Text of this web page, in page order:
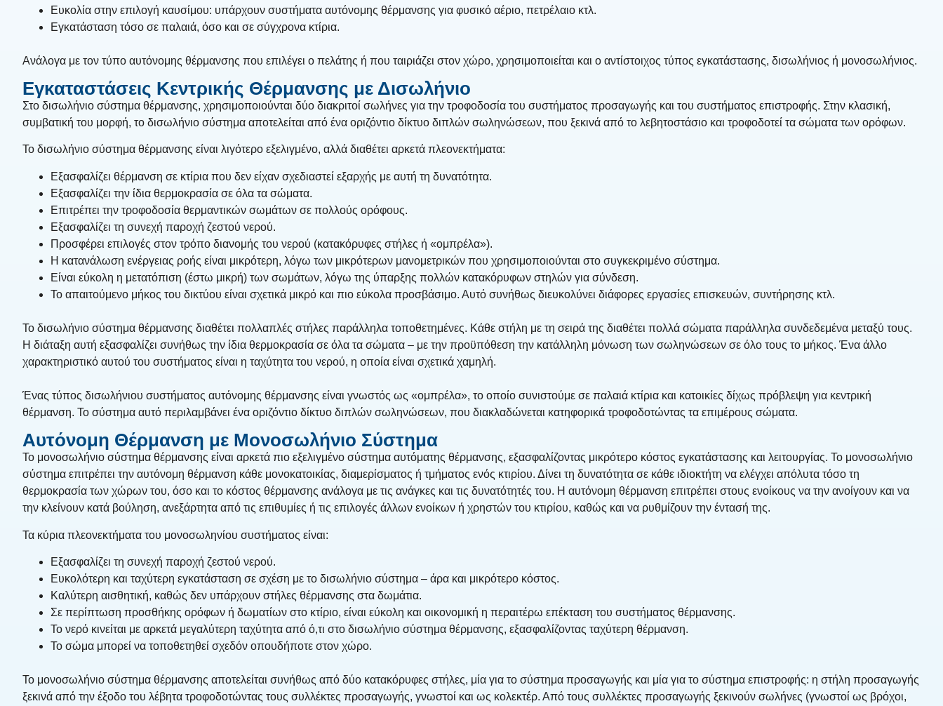
Ευκολία στην επιλογή καυσίμου: υπάρχουν συστήματα αυτόνομης θέρμανσης για φυσικό αέριο, πετρέλαιο κτλ.
Εγκατάσταση τόσο σε παλαιά, όσο και σε σύγχρονα κτίρια.
Ανάλογα με τον τύπο αυτόνομης θέρμανσης που επιλέγει ο πελάτης ή που ταιριάζει στον χώρο, χρησιμοποιείται και ο αντίστοιχος τύπος εγκατάστασης, δισωλήνιος ή μονοσωλήνιος.
Εγκαταστάσεις Κεντρικής Θέρμανσης με Δισωλήνιο
Στο δισωλήνιο σύστημα θέρμανσης, χρησιμοποιούνται δύο διακριτοί σωλήνες για την τροφοδοσία του συστήματος προσαγωγής και του συστήματος επιστροφής. Στην κλασική,
συμβατική του μορφή, το δισωλήνιο σύστημα αποτελείται από ένα οριζόντιο δίκτυο διπλών σωληνώσεων, που ξεκινά από το λεβητοστάσιο και τροφοδοτεί τα σώματα των ορόφων.
Το δισωλήνιο σύστημα θέρμανσης είναι λιγότερο εξελιγμένο, αλλά διαθέτει αρκετά πλεονεκτήματα:
Εξασφαλίζει θέρμανση σε κτίρια που δεν είχαν σχεδιαστεί εξαρχής με αυτή τη δυνατότητα.
Εξασφαλίζει την ίδια θερμοκρασία σε όλα τα σώματα.
Επιτρέπει την τροφοδοσία θερμαντικών σωμάτων σε πολλούς ορόφους.
Εξασφαλίζει τη συνεχή παροχή ζεστού νερού.
Προσφέρει επιλογές στον τρόπο διανομής του νερού (κατακόρυφες στήλες ή «ομπρέλα»).
Η κατανάλωση ενέργειας ροής είναι μικρότερη, λόγω των μικρότερων μανομετρικών που χρησιμοποιούνται στο συγκεκριμένο σύστημα.
Είναι εύκολη η μετατόπιση (έστω μικρή) των σωμάτων, λόγω της ύπαρξης πολλών κατακόρυφων στηλών για σύνδεση.
Το απαιτούμενο μήκος του δικτύου είναι σχετικά μικρό και πιο εύκολα προσβάσιμο. Αυτό συνήθως διευκολύνει διάφορες εργασίες επισκευών, συντήρησης κτλ.
Το δισωλήνιο σύστημα θέρμανσης διαθέτει πολλαπλές στήλες παράλληλα τοποθετημένες. Κάθε στήλη με τη σειρά της διαθέτει πολλά σώματα παράλληλα συνδεδεμένα μεταξύ τους.
Η διάταξη αυτή εξασφαλίζει συνήθως την ίδια θερμοκρασία σε όλα τα σώματα – με την προϋπόθεση την κατάλληλη μόνωση των σωληνώσεων σε όλο τους το μήκος. Ένα άλλο
χαρακτηριστικό αυτού του συστήματος είναι η ταχύτητα του νερού, η οποία είναι σχετικά χαμηλή.
Ένας τύπος δισωλήνιου συστήματος αυτόνομης θέρμανσης είναι γνωστός ως «ομπρέλα», το οποίο συνιστούμε σε παλαιά κτίρια και κατοικίες δίχως πρόβλεψη για κεντρική
θέρμανση. Το σύστημα αυτό περιλαμβάνει ένα οριζόντιο δίκτυο διπλών σωληνώσεων, που διακλαδώνεται κατηφορικά τροφοδοτώντας τα επιμέρους σώματα.
Αυτόνομη Θέρμανση με Μονοσωλήνιο Σύστημα
Το μονοσωλήνιο σύστημα θέρμανσης είναι αρκετά πιο εξελιγμένο σύστημα αυτόματης θέρμανσης, εξασφαλίζοντας μικρότερο κόστος εγκατάστασης και λειτουργίας. Το μονοσωλήνιο
σύστημα επιτρέπει την αυτόνομη θέρμανση κάθε μονοκατοικίας, διαμερίσματος ή τμήματος ενός κτιρίου. Δίνει τη δυνατότητα σε κάθε ιδιοκτήτη να ελέγχει απόλυτα τόσο τη
θερμοκρασία των χώρων του, όσο και το κόστος θέρμανσης ανάλογα με τις ανάγκες και τις δυνατότητές του. Η αυτόνομη θέρμανση επιτρέπει στους ενοίκους να την ανοίγουν και να
την κλείνουν κατά βούληση, ανεξάρτητα από τις επιθυμίες ή τις επιλογές άλλων ενοίκων ή χρηστών του κτιρίου, καθώς και να ρυθμίζουν την έντασή της.
Τα κύρια πλεονεκτήματα του μονοσωληνίου συστήματος είναι:
Εξασφαλίζει τη συνεχή παροχή ζεστού νερού.
Ευκολότερη και ταχύτερη εγκατάσταση σε σχέση με το δισωλήνιο σύστημα – άρα και μικρότερο κόστος.
Καλύτερη αισθητική, καθώς δεν υπάρχουν στήλες θέρμανσης στα δωμάτια.
Σε περίπτωση προσθήκης ορόφων ή δωματίων στο κτίριο, είναι εύκολη και οικονομική η περαιτέρω επέκταση του συστήματος θέρμανσης.
Το νερό κινείται με αρκετά μεγαλύτερη ταχύτητα από ό,τι στο δισωλήνιο σύστημα θέρμανσης, εξασφαλίζοντας ταχύτερη θέρμανση.
Το σώμα μπορεί να τοποθετηθεί σχεδόν οπουδήποτε στον χώρο.
Το μονοσωλήνιο σύστημα θέρμανσης αποτελείται συνήθως από δύο κατακόρυφες στήλες, μία για το σύστημα προσαγωγής και μία για το σύστημα επιστροφής: η στήλη προσαγωγής
ξεκινά από την έξοδο του λέβητα τροφοδοτώντας τους συλλέκτες προσαγωγής, γνωστοί και ως κολεκτέρ. Από τους συλλέκτες προσαγωγής ξεκινούν σωλήνες (γνωστοί ως βρόχοι,